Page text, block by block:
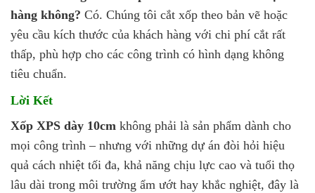
hàng không? Có. Chúng tôi cắt xốp theo bản vẽ hoặc
yêu cầu kích thước của khách hàng với chi phí cắt rất
thấp, phù hợp cho các công trình có hình dạng không
tiêu chuẩn.
Lời Kết
Xốp XPS dày 10cm không phải là sản phẩm dành cho
mọi công trình – nhưng với những dự án đòi hỏi hiệu
quả cách nhiệt tối đa, khả năng chịu lực cao và tuổi thọ
lâu dài trong môi trường ẩm ướt hay khắc nghiệt, đây là